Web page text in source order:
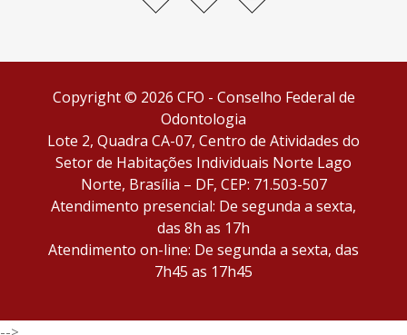
Facebook Instagram YouTube
Copyright © 2026 CFO - Conselho Federal de
Odontologia
Lote 2, Quadra CA-07, Centro de Atividades do
Setor de Habitações Individuais Norte Lago
Norte, Brasília – DF, CEP: 71.503-507
Atendimento presencial: De segunda a sexta,
das 8h as 17h
Atendimento on-line: De segunda a sexta, das
7h45 as 17h45